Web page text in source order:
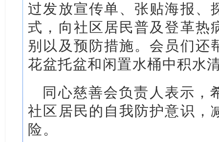
过发放宣传单、张贴海报、
式，向社区居民普及登革热
别以及预防措施。会员们还
花盆托盆和闲置水桶中积水
同心慈善会负责人表示，
社区居民的自我防护意识，
险。